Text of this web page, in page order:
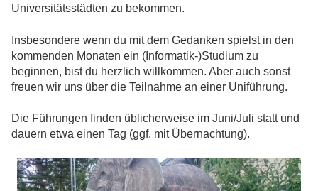
Universitätsstädten zu bekommen.
Insbesondere wenn du mit dem Gedanken spielst in den
kommenden Monaten ein (Informatik-)Studium zu
beginnen, bist du herzlich willkommen. Aber auch sonst
freuen wir uns über die Teilnahme an einer Uniführung.
Die Führungen finden üblicherweise im Juni/Juli statt und
dauern etwa einen Tag (ggf. mit Übernachtung).